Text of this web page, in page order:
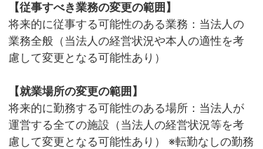
【従事すべき業務の変更の範囲】
将来的に従事する可能性のある業務：当法人の
業務全般（当法人の経営状況や本人の適性を考
慮して変更となる可能性あり）
【就業場所の変更の範囲】
将来的に勤務する可能性のある場所：当法人が
運営する全ての施設（当法人の経営状況等を考
慮して変更となる可能性あり） ※転勤なしの勤務